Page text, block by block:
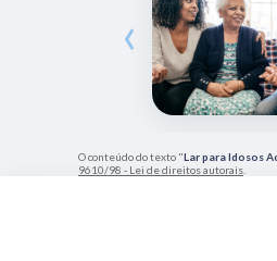
‹
O conteúdo do texto "Lar para Idosos
9610/98 - Lei de direitos autorais